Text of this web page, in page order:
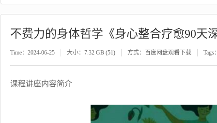
不费力的身体哲学《身心整合疗愈90天
Time：2024-06-25 大小：7.32 GB (51) 方式：百度网盘观看下载 Tags
课程讲座内容简介